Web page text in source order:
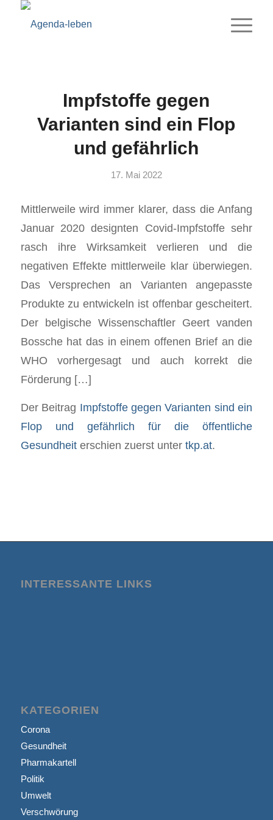
Impfstoffe gegen
Varianten sind ein Flop
und gefährlich
17. Mai 2022
Mittlerweile wird immer klarer, dass die Anfang
Januar 2020 designten Covid-Impfstoffe sehr
rasch ihre Wirksamkeit verlieren und die
negativen Effekte mittlerweile klar überwiegen.
Das Versprechen an Varianten angepasste
Produkte zu entwickeln ist offenbar gescheitert.
Der belgische Wissenschaftler Geert vanden
Bossche hat das in einem offenen Brief an die
WHO vorhergesagt und auch korrekt die
Förderung […]
Der Beitrag Impfstoffe gegen Varianten sind ein
Flop und gefährlich für die öffentliche
Gesundheiterschien zuerst unter tkp.at.
INTERESSANTE LINKS
KATEGORIEN
Corona
Gesundheit
Pharmakartell
Politik
Umwelt
Verschwörung